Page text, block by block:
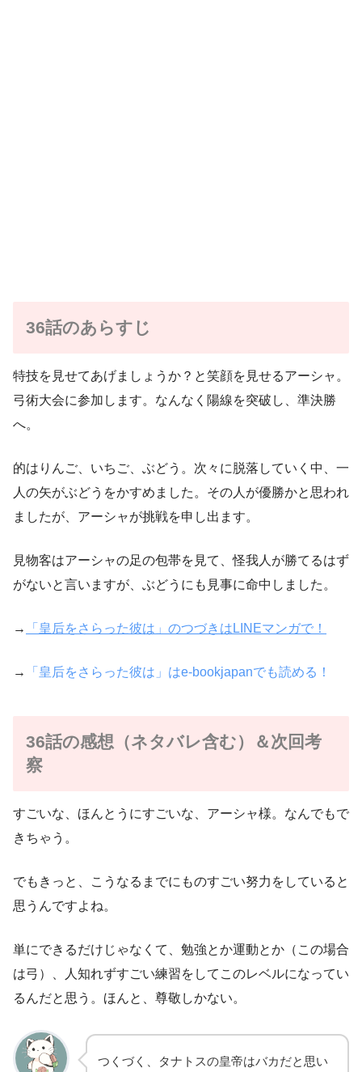
36話のあらすじ
特技を見せてあげましょうか？と笑顔を見せるアーシャ。
弓術大会に参加します。なんなく陽線を突破し、準決勝
へ。
的はりんご、いちご、ぶどう。次々に脱落していく中、一
人の矢がぶどうをかすめました。その人が優勝かと思われ
ましたが、アーシャが挑戦を申し出ます。
見物客はアーシャの足の包帯を見て、怪我人が勝てるはず
がないと言いますが、ぶどうにも見事に命中しました。
→ 「皇后をさらった彼は」のつづきはLINEマンガで！
→ 「皇后をさらった彼は」はe-bookjapanでも読める！
36話の感想（ネタバレ含む）＆次回考
察
すごいな、ほんとうにすごいな、アーシャ様。なんでもで
きちゃう。
でもきっと、こうなるまでにものすごい努力をしていると
思うんですよね。
単にできるだけじゃなくて、勉強とか運動とか（この場合
は弓）、人知れずすごい練習をしてこのレベルになってい
るんだと思う。ほんと、尊敬しかない。
つくづく、タナトスの皇帝はバカだと思い